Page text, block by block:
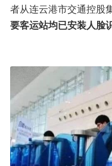
者从连云港市交通控股
要客运站均已安装人脸